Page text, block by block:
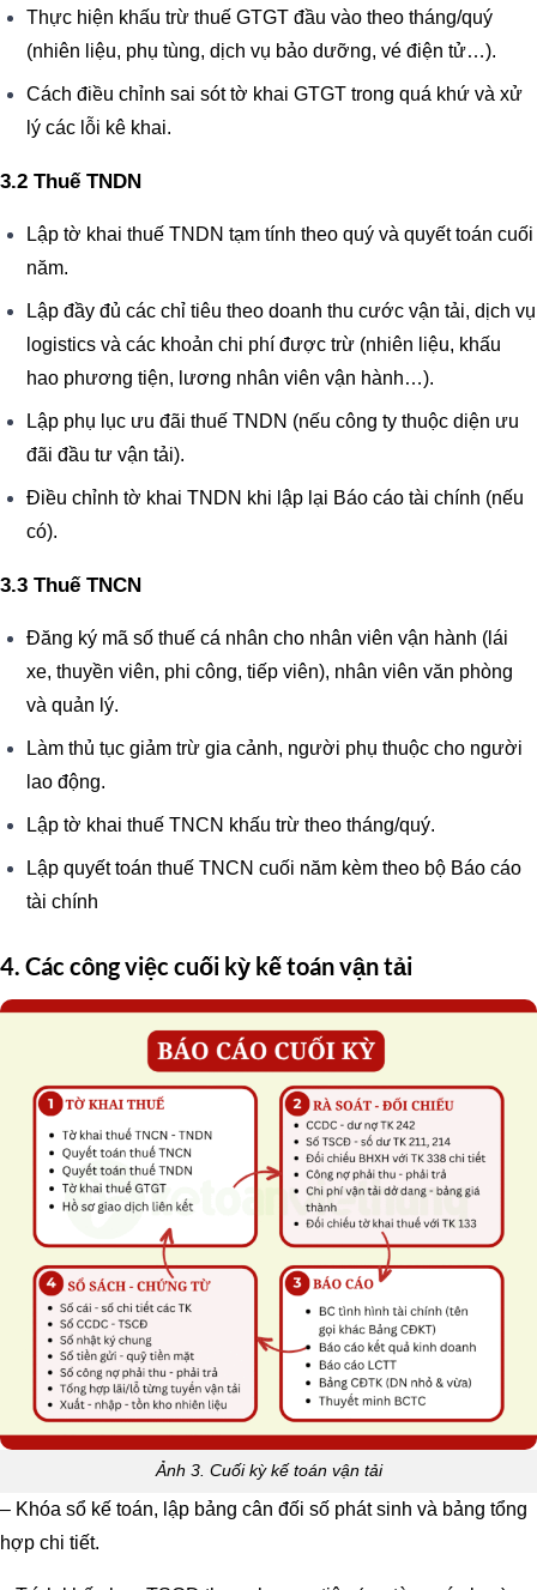
Thực hiện khấu trừ thuế GTGT đầu vào theo tháng/quý
(nhiên liệu, phụ tùng, dịch vụ bảo dưỡng, vé điện tử…).
Cách điều chỉnh sai sót tờ khai GTGT trong quá khứ và xử
lý các lỗi kê khai.
3.2 Thuế TNDN
Lập tờ khai thuế TNDN tạm tính theo quý và quyết toán cuối
năm.
Lập đầy đủ các chỉ tiêu theo doanh thu cước vận tải, dịch vụ
logistics và các khoản chi phí được trừ (nhiên liệu, khấu
hao phương tiện, lương nhân viên vận hành…).
Lập phụ lục ưu đãi thuế TNDN (nếu công ty thuộc diện ưu
đãi đầu tư vận tải).
Điều chỉnh tờ khai TNDN khi lập lại Báo cáo tài chính (nếu
có).
3.3 Thuế TNCN
Đăng ký mã số thuế cá nhân cho nhân viên vận hành (lái
xe, thuyền viên, phi công, tiếp viên), nhân viên văn phòng
và quản lý.
Làm thủ tục giảm trừ gia cảnh, người phụ thuộc cho người
lao động.
Lập tờ khai thuế TNCN khấu trừ theo tháng/quý.
Lập quyết toán thuế TNCN cuối năm kèm theo bộ Báo cáo
tài chính
4. Các công việc cuối kỳ kế toán vận tải
Ảnh 3. Cuối kỳ kế toán vận tải
– Khóa sổ kế toán, lập bảng cân đối số phát sinh và bảng tổng
hợp chi tiết.